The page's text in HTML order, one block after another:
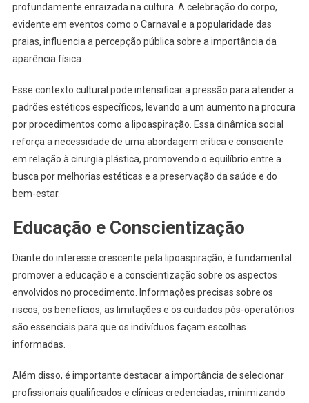
profundamente enraizada na cultura. A celebração do corpo,
evidente em eventos como o Carnaval e a popularidade das
praias, influencia a percepção pública sobre a importância da
aparência física.
Esse contexto cultural pode intensificar a pressão para atender a
padrões estéticos específicos, levando a um aumento na procura
por procedimentos como a lipoaspiração. Essa dinâmica social
reforça a necessidade de uma abordagem crítica e consciente
em relação à cirurgia plástica, promovendo o equilíbrio entre a
busca por melhorias estéticas e a preservação da saúde e do
bem-estar.
Educação e Conscientização
Diante do interesse crescente pela lipoaspiração, é fundamental
promover a educação e a conscientização sobre os aspectos
envolvidos no procedimento. Informações precisas sobre os
riscos, os benefícios, as limitações e os cuidados pós-operatórios
são essenciais para que os indivíduos façam escolhas
informadas.
Além disso, é importante destacar a importância de selecionar
profissionais qualificados e clínicas credenciadas, minimizando